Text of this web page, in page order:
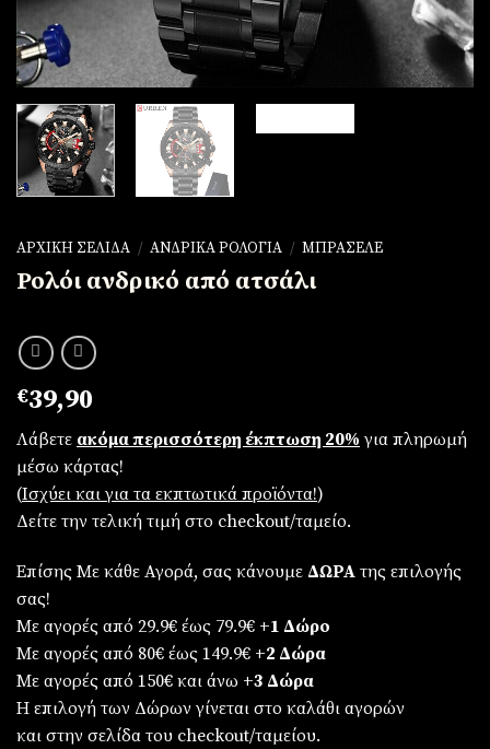
ΑΡΧΙΚΉ ΣΕΛΊΔΑ / ΑΝΔΡΙΚΆ ΡΟΛΌΓΙΑ / ΜΠΡΑΣΕΛΈ
Ρολόι ανδρικό από ατσάλι
€39,90
Λάβετε ακόμα περισσότερη έκπτωση 20% για πληρωμή
μέσω κάρτας!
(Iσχύει και για τα εκπτωτικά προϊόντα!)
Δείτε την τελική τιμή στο checkout/ταμείο.
Επίσης Με κάθε Αγορά, σας κάνουμε ΔΩΡΑ της επιλογής
σας!
Με αγορές από 29.9€ έως 79.9€ +1 Δώρο
Με αγορές από 80€ έως 149.9€ +2 Δώρα
Με αγορές από 150€ και άνω +3 Δώρα
Η επιλογή των Δώρων γίνεται στο καλάθι αγορών
και στην σελίδα του checkout/ταμείου.